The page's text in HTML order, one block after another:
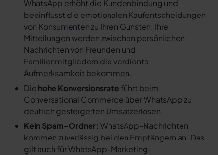
WhatsApp erhöht die Kundenbindung und
beeinflusst die emotionalen Kaufentscheidungen
von Konsumenten zu Ihren Gunsten. Ihre
Mitteilungen werden zwischen persönlichen
Nachrichten von Freunden und
Familienmitgliedern die verdiente
Aufmerksamkeit bekommen.
Die hohe Konversionsrate führt beim
Conversational Commerce über WhatsApp zu
deutlich gesteigerten Umsatzerlösen.
Kein Spam-Ordner: WhatsApp-Nachrichten
kommen zuverlässig bei den Empfängern an. Das
gilt auch für WhatsApp-Marketing-